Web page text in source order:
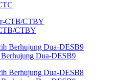
CTBY
Dua-DESB9